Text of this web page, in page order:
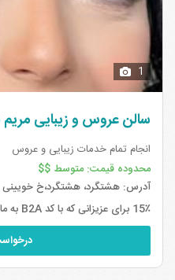
1
سالن عروس و زیبایی
انجام تمام خدمات زیبایی و عروس
محدوده قیمت:متوسط $$
آدرس: هشتگرد، هشتگرد،خ
15٪ برای عزیزانی که با کد B2A به ما مراجعه کنند😍😍